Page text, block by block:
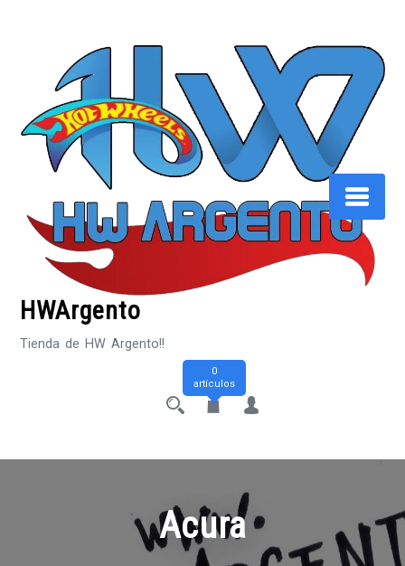
HWArgento
Tienda de HW Argento!!
0
artículos
Acura